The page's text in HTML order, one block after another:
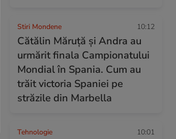
Stiri Mondene 10:12
Cătălin Măruță și Andra au
urmărit finala Campionatului
Mondial în Spania. Cum au
trăit victoria Spaniei pe
străzile din Marbella
Tehnologie 10:01